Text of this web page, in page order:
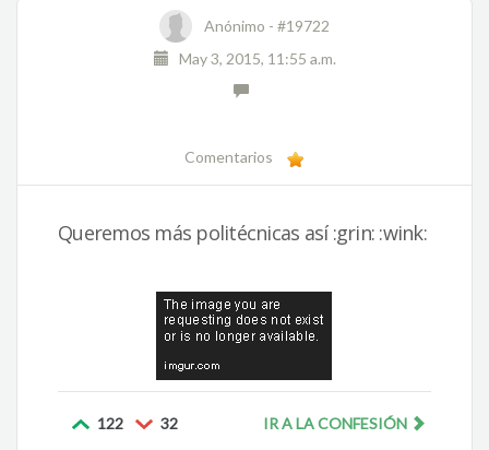
Anónimo - #19722
May 3, 2015, 11:55 a.m.
Comentarios
Queremos más politécnicas así :grin: :wink:
122 32 IR A LA CONFESIÓN